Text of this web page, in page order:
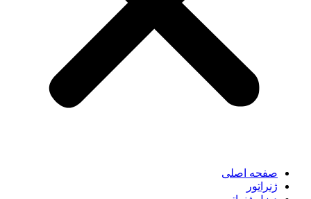
صفحه اصلی
ژنراتور